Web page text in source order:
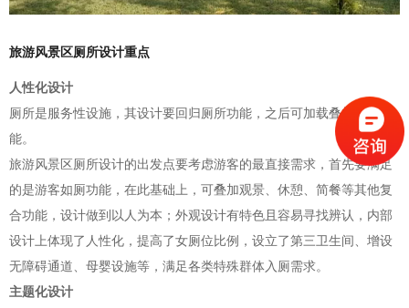
旅游风景区厕所设计重点
人性化设计
厕所是服务性设施，其设计要回归厕所功能，之后可加载叠加复合功
能。
旅游风景区厕所设计的出发点要考虑游客的最直接需求，首先要满足
的是游客如厕功能，在此基础上，可叠加观景、休憩、简餐等其他复
合功能，设计做到以人为本；外观设计有特色且容易寻找辨认，内部
设计上体现了人性化，提高了女厕位比例，设立了第三卫生间、增设
无障碍通道、母婴设施等，满足各类特殊群体入厕需求。
主题化设计